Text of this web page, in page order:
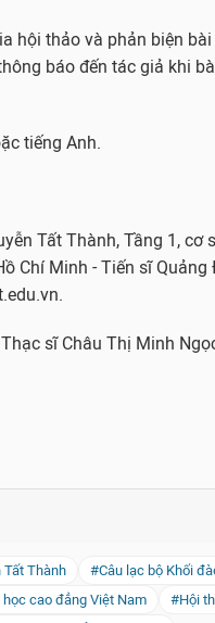
hội thảo và phản biện
báo đến tác giả khi
tiếng Anh.
Tất Thành, Tầng 1, cơ
Chí Minh - Tiến sĩ
sĩ Châu Thị Minh
Thành
#Câu lạc bộ Khối
cao đẳng Việt Nam
#Hội